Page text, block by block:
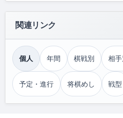
関連リンク
個人 年間 棋戦別 相手
予定・進行 将棋めし 戦型